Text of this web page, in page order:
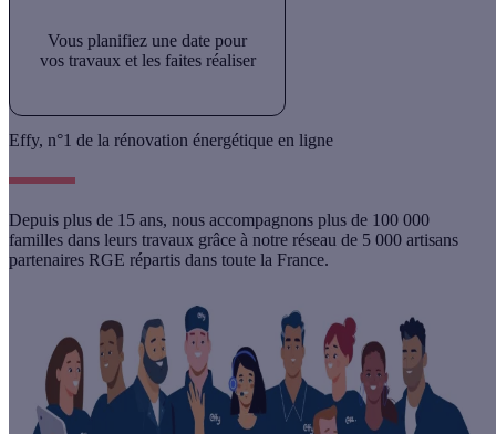
Vous planifiez une date pour
vos travaux et les faites réaliser
Effy, n°1 de la rénovation énergétique en ligne
Depuis plus de 15 ans, nous accompagnons plus de 100 000
familles dans leurs travaux grâce à notre réseau de 5 000 artisans
partenaires RGE répartis dans toute la France.